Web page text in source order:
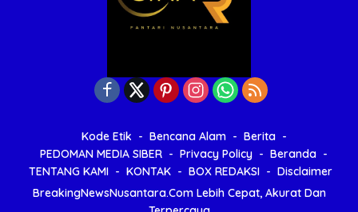
Kode Etik Bencana Alam
Berita
PEDOMAN MEDIA SIBER
Privacy Policy
Beranda
TENTANG KAMI
KONTAK BOX REDAKSI
Disclaimer
BreakingNewsNusantara.Com Lebih Cepat, Akurat Dan